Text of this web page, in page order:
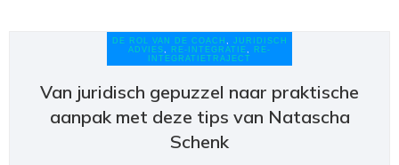
DE ROL VAN DE COACH , JURIDISCH
ADVIES, RE-INTEGRATIE,
RE-
INTEGRATIETRAJECT
Van juridisch gepuzzel naar praktische
aanpak met deze tips van Natascha
Schenk